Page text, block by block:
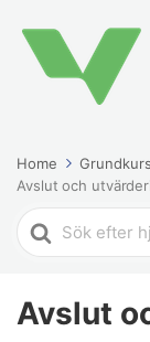
Home
Avslut och
Search
For
Avslut